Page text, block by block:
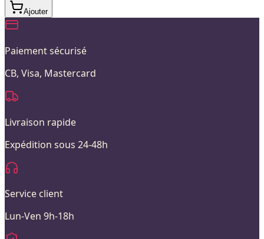
Ajouter
Paiement sécurisé
CB, Visa, Mastercard
Livraison rapide
Expédition sous 24-48h
Service client
Lun-Ven 9h-18h